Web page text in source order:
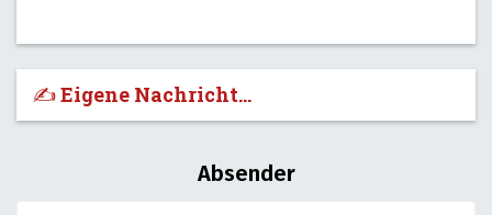
✍️ Eigene Nachricht...
Absender